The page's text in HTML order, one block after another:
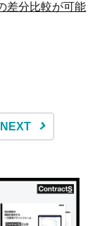
差分比較が可能
NEXT